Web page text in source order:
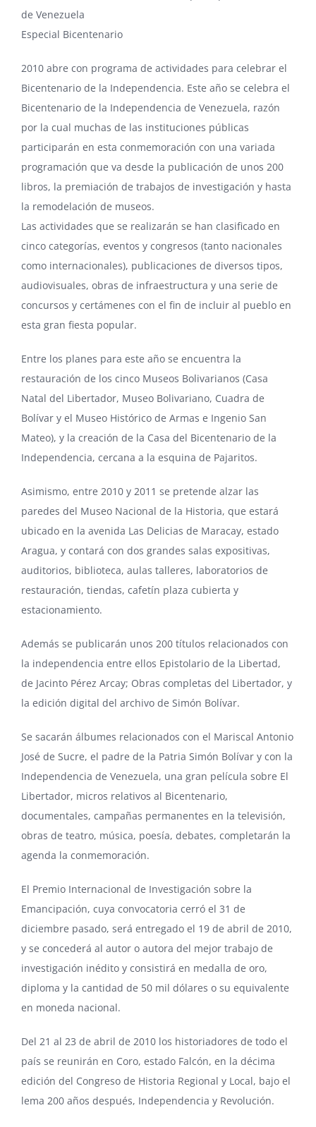
de Venezuela
Especial Bicentenario
2010 abre con programa de actividades para celebrar el
Bicentenario de la Independencia. Este año se celebra el
Bicentenario de la Independencia de Venezuela, razón
por la cual muchas de las instituciones públicas
participarán en esta conmemoración con una variada
programación que va desde la publicación de unos 200
libros, la premiación de trabajos de investigación y hasta
la remodelación de museos.
Las actividades que se realizarán se han clasificado en
cinco categorías, eventos y congresos (tanto nacionales
como internacionales), publicaciones de diversos tipos,
audiovisuales, obras de infraestructura y una serie de
concursos y certámenes con el fin de incluir al pueblo en
esta gran fiesta popular.
Entre los planes para este año se encuentra la
restauración de los cinco Museos Bolivarianos (Casa
Natal del Libertador, Museo Bolivariano, Cuadra de
Bolívar y el Museo Histórico de Armas e Ingenio San
Mateo), y la creación de la Casa del Bicentenario de la
Independencia, cercana a la esquina de Pajaritos.
Asimismo, entre 2010 y 2011 se pretende alzar las
paredes del Museo Nacional de la Historia, que estará
ubicado en la avenida Las Delicias de Maracay, estado
Aragua, y contará con dos grandes salas expositivas,
auditorios, biblioteca, aulas talleres, laboratorios de
restauración, tiendas, cafetín plaza cubierta y
estacionamiento.
Además se publicarán unos 200 títulos relacionados con
la independencia entre ellos Epistolario de la Libertad,
de Jacinto Pérez Arcay; Obras completas del Libertador, y
la edición digital del archivo de Simón Bolívar.
Se sacarán álbumes relacionados con el Mariscal Antonio
José de Sucre, el padre de la Patria Simón Bolívar y con la
Independencia de Venezuela, una gran película sobre El
Libertador, micros relativos al Bicentenario,
documentales, campañas permanentes en la televisión,
obras de teatro, música, poesía, debates, completarán la
agenda la conmemoración.
El Premio Internacional de Investigación sobre la
Emancipación, cuya convocatoria cerró el 31 de
diciembre pasado, será entregado el 19 de abril de 2010,
y se concederá al autor o autora del mejor trabajo de
investigación inédito y consistirá en medalla de oro,
diploma y la cantidad de 50 mil dólares o su equivalente
en moneda nacional.
Del 21 al 23 de abril de 2010 los historiadores de todo el
país se reunirán en Coro, estado Falcón, en la décima
edición del Congreso de Historia Regional y Local, bajo el
lema 200 años después, Independencia y Revolución.